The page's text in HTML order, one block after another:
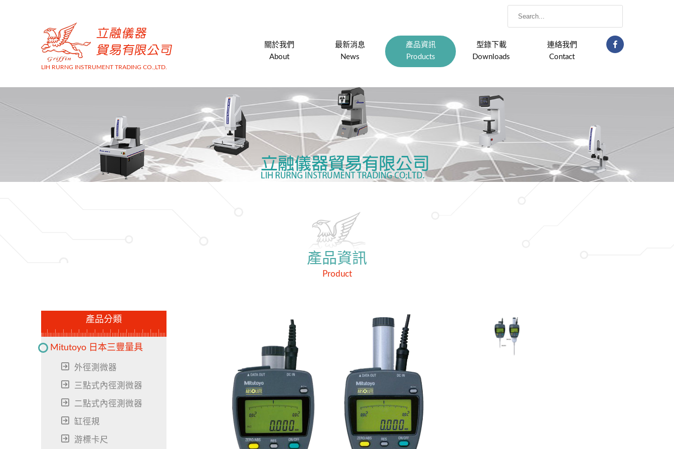
LIH RURNG INSTRUMENT TRADING CO.,LTD.
關於我們
About
最新消息
News
產品資訊
Products
型錄下載
Downloads
連絡我們
Contact
產品資訊
Product
產品分類
Mitutoyo 日本三豐量具
外徑測微器
三點式內徑測微器
二點式內徑測微器
缸徑規
游標卡尺